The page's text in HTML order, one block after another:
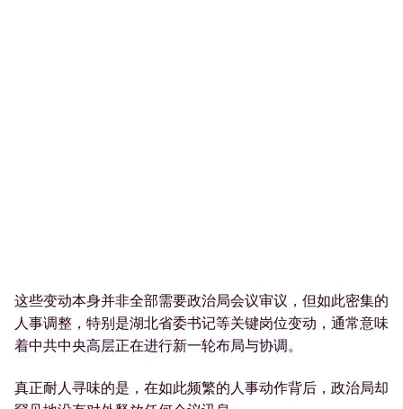
这些变动本身并非全部需要政治局会议审议，但如此密集的
人事调整，特别是湖北省委书记等关键岗位变动，通常意味
着中共中央高层正在进行新一轮布局与协调。
真正耐人寻味的是，在如此频繁的人事动作背后，政治局却